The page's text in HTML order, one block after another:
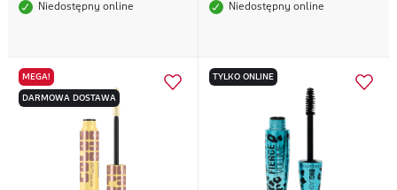
Niedostępny online Niedostępny online
MEGA!
DARMOWA DOSTAWA
TYLKO ONLINE